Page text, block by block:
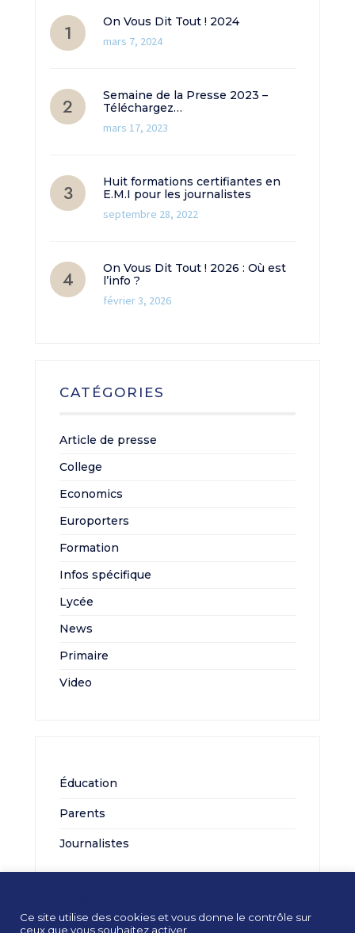
On Vous Dit Tout ! 2024
mars 7, 2024
Semaine de la Presse 2023 –
Téléchargez…
mars 17, 2023
Huit formations certifiantes en
E.M.I pour les journalistes
septembre 28, 2022
On Vous Dit Tout ! 2026 : Où est
l’info ?
février 3, 2026
CATÉGORIES
Article de presse
College
Economics
Europorters
Formation
Infos spécifique
Lycée
News
Primaire
Video
Éducation
Parents
Journalistes
Ce site utilise des cookies et vous donne le contrôle sur
ceux que vous souhaitez activer.